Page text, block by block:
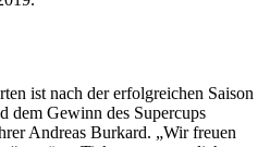
ist nach der erfolgreichen Saison
dem Gewinn des Supercups
Andreas Burkard. „Wir freuen